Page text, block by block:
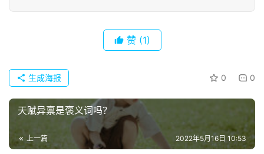
赞 (1)
0 0
生成海报
天赋异禀是褒义词吗？
上一篇 2022年5月16日 10:53